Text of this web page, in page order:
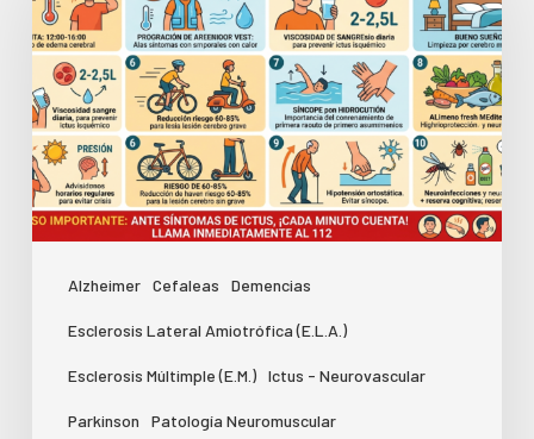
Alzheimer Cefaleas Demencias
Esclerosis Lateral Amiotrófica (E.L.A.)
Esclerosis Múltimple (E.M.) Ictus - Neurovascular
Parkinson Patología Neuromuscular